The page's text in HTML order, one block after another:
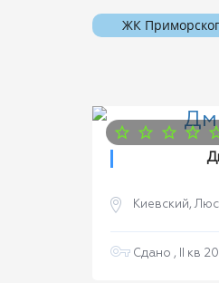
ЖК
Киевский,
Сдано , II кв